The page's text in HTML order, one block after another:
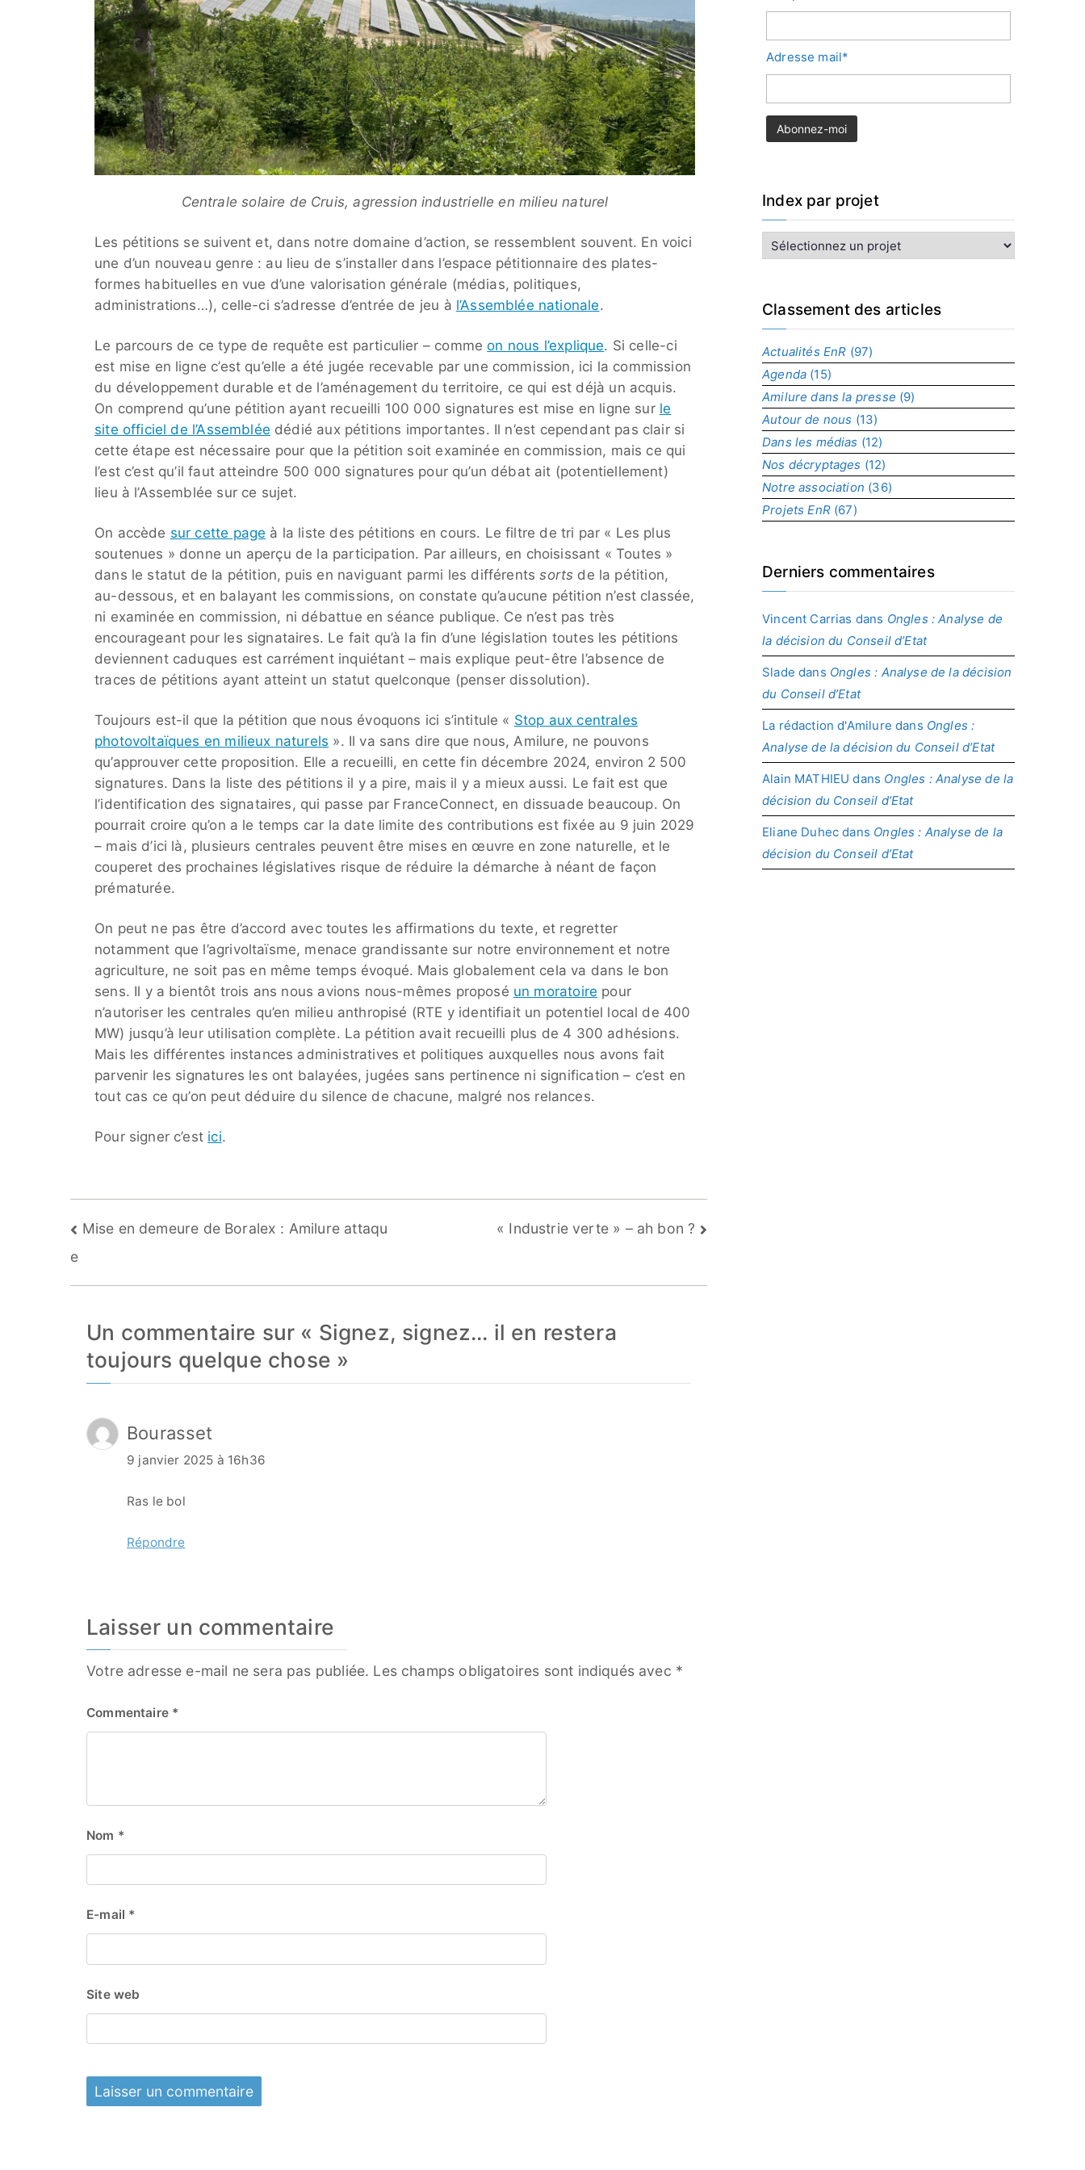
Centrale solaire de Cruis, agression industrielle en milieu naturel
Les pétitions se suivent et, dans notre domaine d’action, se ressemblent souvent. En voici
une d’un nouveau genre : au lieu de s’installer dans l’espace pétitionnaire des plates-
formes habituelles en vue d’une valorisation générale (médias, politiques,
administrations…), celle-ci s’adresse d’entrée de jeu à l’Assemblée nationale.
Le parcours de ce type de requête est particulier – commeon nous l’explique. Si celle-ci
est mise en ligne c’est qu’elle a été jugée recevable par une commission, ici la commission
du développement durable et de l’aménagement du territoire, ce qui est déjà un acquis.
On comprend qu’une pétition ayant recueilli 100 000 signatures est mise en ligne sur le
site officiel de l’Assemblée dédié aux pétitions importantes. Il n’est cependant pas clair si
cette étape est nécessaire pour que la pétition soit examinée en commission, mais ce qui
l’est c’est qu’il faut atteindre 500 000 signatures pour qu’un débat ait (potentiellement)
lieu à l’Assemblée sur ce sujet.
On accède sur cette page à la liste des pétitions en cours. Le filtre de tri par « Les plus
soutenues » donne un aperçu de la participation. Par ailleurs, en choisissant « Toutes »
dans le statut de la pétition, puis en naviguant parmi les différentssorts de la pétition,
au-dessous, et en balayant les commissions, on constate qu’aucune pétition n’est classée,
ni examinée en commission, ni débattue en séance publique. Ce n’est pas très
encourageant pour les signataires. Le fait qu’à la fin d’une législation toutes les pétitions
deviennent caduques est carrément inquiétant – mais explique peut-être l’absence de
traces de pétitions ayant atteint un statut quelconque (penser dissolution).
Toujours est-il que la pétition que nous évoquons ici s’intitule « Stop aux centrales
photovoltaïques en milieux naturels ». Il va sans dire que nous, Amilure, ne pouvons
qu’approuver cette proposition. Elle a recueilli, en cette fin décembre 2024, environ 2 500
signatures. Dans la liste des pétitions il y a pire, mais il y a mieux aussi. Le fait est que
l’identification des signataires, qui passe par FranceConnect, en dissuade beaucoup. On
pourrait croire qu’on a le temps car la date limite des contributions est fixée au 9 juin 2029
– mais d’ici là, plusieurs centrales peuvent être mises en œuvre en zone naturelle, et le
couperet des prochaines législatives risque de réduire la démarche à néant de façon
prématurée.
On peut ne pas être d’accord avec toutes les affirmations du texte, et regretter
notamment que l’agrivoltaïsme, menace grandissante sur notre environnement et notre
agriculture, ne soit pas en même temps évoqué. Mais globalement cela va dans le bon
sens. Il y a bientôt trois ans nous avions nous-mêmes proposé un moratoire pour
n’autoriser les centrales qu’en milieu anthropisé (RTE y identifiait un potentiel local de 400
MW) jusqu’à leur utilisation complète. La pétition avait recueilli plus de 4 300 adhésions.
Mais les différentes instances administratives et politiques auxquelles nous avons fait
parvenir les signatures les ont balayées, jugées sans pertinence ni signification – c’est en
tout cas ce qu’on peut déduire du silence de chacune, malgré nos relances.
Pour signer c’est ici.
Navigation
de
l’article
Mise en demeure de Boralex : Amilure attaqu
e
« Industrie verte » – ah bon ?
Un commentaire sur « Signez, signez… il en restera
toujours quelque chose »
Bourasset
9 janvier 2025 à 16h36
Ras le bol
Répondre
Laisser un commentaire
Votre adresse e-mail ne sera pas publiée. Les champs obligatoires sont indiqués avec *
Commentaire *
Nom *
E-mail *
Site web
Adresse mail*
Index par projet
n
x
r
p
r
o
j
e
t
Classement des articles
Actualités EnR (97)
Agenda (15)
Amilure dans la presse (9)
Autour de nous (13)
Dans les médias (12)
Nos décryptages (12)
Notre association (36)
Projets EnR(67)
Derniers commentaires
Vincent Carrias dans Ongles : Analyse de
la décision du Conseil d’Etat
Slade dans Ongles : Analyse de la décision
du Conseil d’Etat
La rédaction d'Amilure dans Ongles :
Analyse de la décision du Conseil d’Etat
Alain MATHIEU dans Ongles : Analyse de la
décision du Conseil d’Etat
Eliane Duhec dans Ongles : Analyse de la
décision du Conseil d’Etat